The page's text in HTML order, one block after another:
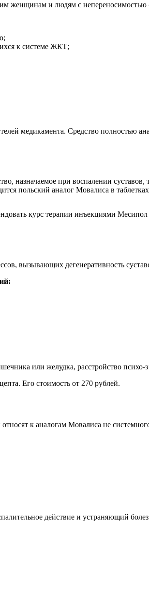
женщинам и людям с непереносимостью
к системе ЖКТ;
медикамента. Средство полностью
назначаемое при воспалении
польский аналог Мовалиса в
курс терапии инъекциями
вызывающих дегенеративность
или желудка, расстройство психо-
Его стоимость от 270 рублей.
к аналогам Мовалиса не
действие и устраняющий